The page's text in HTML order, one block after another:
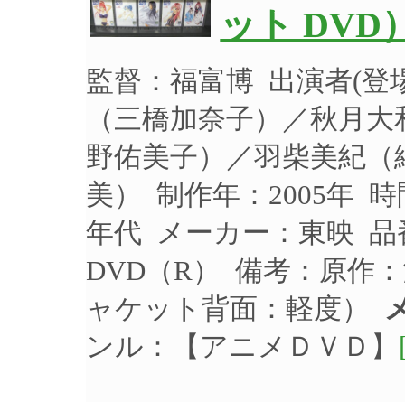
ット DVD
監督：福富博 出演者(登
（三橋加奈子）／秋月
野佑美子）／羽柴美紀
美） 制作年：2005年 時
年代 メーカー：東映 品
DVD（R） 備考：原作
ャケット背面：軽度）
ンル：【アニメＤＶＤ】